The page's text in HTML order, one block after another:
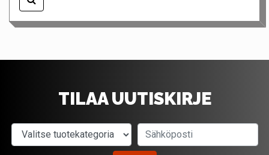
TILAA UUTISKIRJE
Valitse tuotekategoria